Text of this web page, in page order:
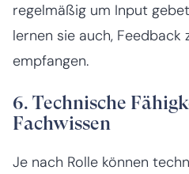
regelmäßig um Input
lernen sie auch, Feedback
empfangen.
6. Technische
Fachwissen
Je nach Rolle können